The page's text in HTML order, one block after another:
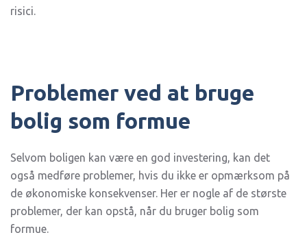
risici.
Problemer ved at bruge
bolig som formue
Selvom boligen kan være en god investering, kan det
også medføre problemer, hvis du ikke er opmærksom på
de økonomiske konsekvenser. Her er nogle af de største
problemer, der kan opstå, når du bruger bolig som
formue.